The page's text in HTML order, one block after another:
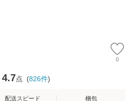
0
4.7点 (826件)
配送スピード 梱包